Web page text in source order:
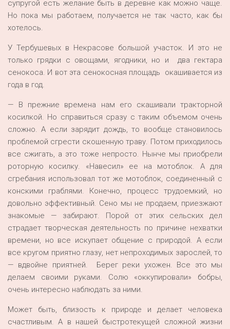
супругой есть желание быть в деревне как можно чаще.
Но пока мы работаем, получается не так часто, как бы
хотелось.
У Тербушевых в Некрасове большой участок. И это не
только грядки с овощами, ягодники, но и два гектара
сенокоса. И вот эта сенокосная площадь окашивается из
года в год.
— В прежние времена нам его скашивали тракторной
косилкой. Но справиться сразу с таким объемом очень
сложно. А если зарядит дождь, то вообще становилось
проблемой сгрести скошенную траву. Потом приходилось
все сжигать, а это тоже непросто. Нынче мы приобрели
роторную косилку. «Навесил» ее на мотоблок. А для
сгребания использовал тот же мотоблок, соединенный с
конскими граблями. Конечно, процесс трудоемкий, но
довольно эффективный. Сено мы не продаем, приезжают
знакомые — забирают. Порой от этих сельских дел
страдает творческая деятельность по причине нехватки
времени, но все искупает общение с природой. А если
все кругом приятно глазу, нет непроходимых зарослей, то
— вдвойне приятней. Берег реки ухожен. Все это мы
делаем своими руками. Солю «оккупировали» бобры,
очень интересно наблюдать за ними.
Может быть, близость к природе и делает человека
счастливым. А в нашей быстротекущей сложной жизни